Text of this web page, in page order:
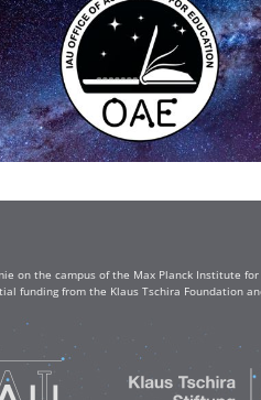
on the campus of the Max Planck Institute
funding from the Klaus Tschira Foundation